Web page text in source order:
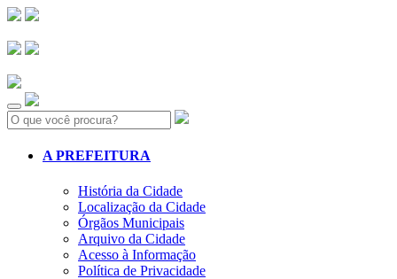
Search:
A PREFEITURA
História da Cidade
Localização da Cidade
Órgãos Municipais
Arquivo da Cidade
Acesso à Informação
Política de Privacidade